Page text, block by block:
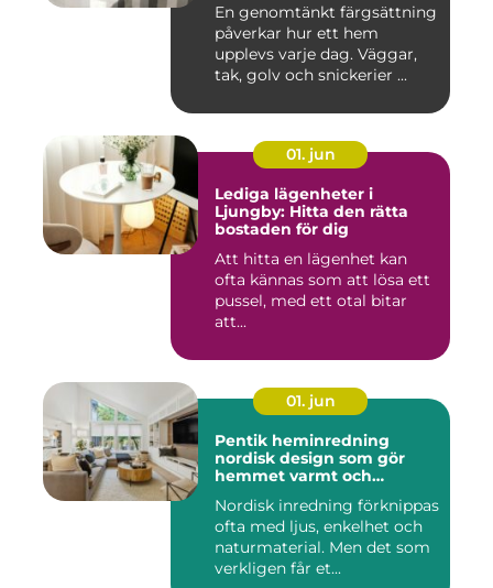
En genomtänkt färgsättning
påverkar hur ett hem
upplevs varje dag. Väggar,
tak, golv och snickerier ...
01. jun
Lediga lägenheter i
Ljungby: Hitta den rätta
bostaden för dig
Att hitta en lägenhet kan
ofta kännas som att lösa ett
pussel, med ett otal bitar
att...
01. jun
Pentik heminredning
nordisk design som gör
hemmet varmt och
Nordisk inredning förknippas
ofta med ljus, enkelhet och
naturmaterial. Men det som
verkligen får et...